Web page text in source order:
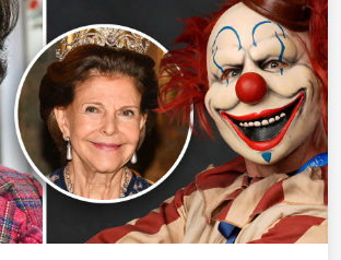
Nederländska kungahuset
Belgiska kungahuset
Jordanska kungahuset
Luxemburgska storhertighuset
Japanska kejsarhuset
Thailändska kungahuset
Marockanska kungahuset